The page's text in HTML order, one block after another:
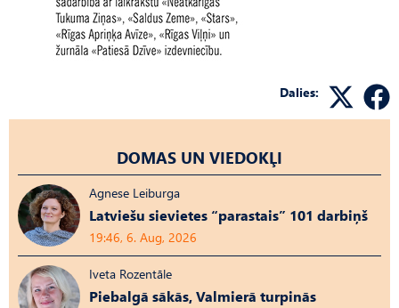
Dalies:
DOMAS UN VIEDOKĻI
Agnese Leiburga
Latviešu sievietes “parastais” 101 darbiņš
19:46, 6. Aug, 2026
Iveta Rozentāle
Piebalgā sākās, Valmierā turpinās